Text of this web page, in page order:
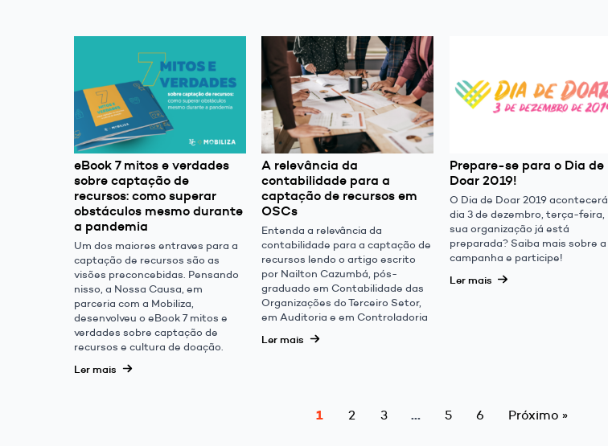
eBook 7 mitos e verdades
sobre captação de
recursos: como superar
obstáculos mesmo durante
a pandemia
Um dos maiores entraves para a
captação de recursos são as
visões preconcebidas. Pensando
nisso, a Nossa Causa, em
parceria com a Mobiliza,
desenvolveu o eBook 7 mitos e
verdades sobre captação de
recursos e cultura de doação.
Ler mais
A relevância da
contabilidade para a
captação de recursos em
OSCs
Entenda a relevância da
contabilidade para a captação de
recursos lendo o artigo escrito
por Nailton Cazumbá, pós-
graduado em Contabilidade das
Organizações do Terceiro Setor,
em Auditoria e em Controladoria
Ler mais
Prepare-se para o Dia de
Doar 2019!
O Dia de Doar 2019 acontecerá
dia 3 de dezembro, terça-feira,
sua organização já está
preparada? Saiba mais sobre a
campanha e participe!
Ler mais
1 2 3 … 5 6 Próximo »